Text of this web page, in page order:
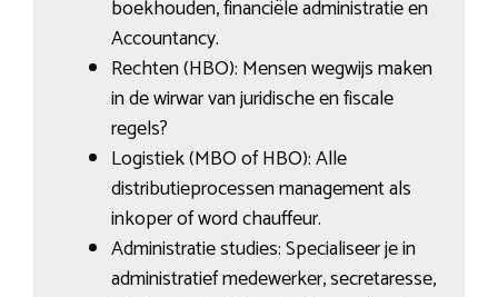
boekhouden, financiële administratie en
Accountancy.
Rechten (HBO): Mensen wegwijs maken
in de wirwar van juridische en fiscale
regels?
Logistiek (MBO of HBO): Alle
distributieprocessen management als
inkoper of word chauffeur.
Administratie studies: Specialiseer je in
administratief medewerker, secretaresse,